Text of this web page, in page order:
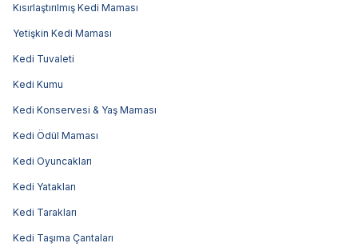
Kısırlaştırılmış Kedi Maması
Yetişkin Kedi Maması
Kedi Tuvaleti
Kedi Kumu
Kedi Konservesi & Yaş Maması
Kedi Ödül Maması
Kedi Oyuncakları
Kedi Yatakları
Kedi Tarakları
Kedi Taşıma Çantaları